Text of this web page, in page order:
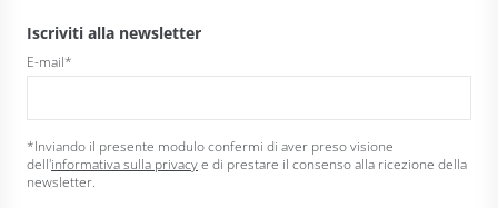
Iscriviti alla newsletter
E-mail*
*Inviando il presente modulo confermi di aver preso visione
dell'informativa sulla privacye di prestare il consenso alla ricezione della
newsletter.